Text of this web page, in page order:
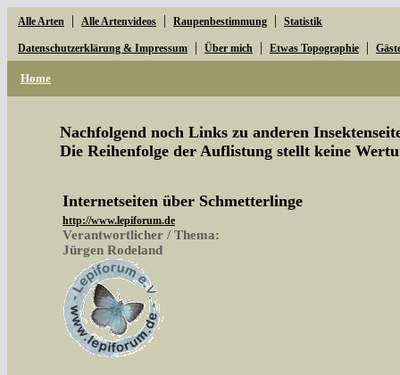
Alle Arten | Alle Artenvideos | Raupenbestimmung | Statistik
Datenschutzerklärung & Impressum | Über mich | Etwas Topographie |
Home
Nachfolgend noch Links zu anderen
Die Reihenfolge der Auflistung stellt keine
Internetseiten über Schmetterlinge
http://www.lepiforum.de
Verantwortlicher / Thema:
Jürgen Rodeland